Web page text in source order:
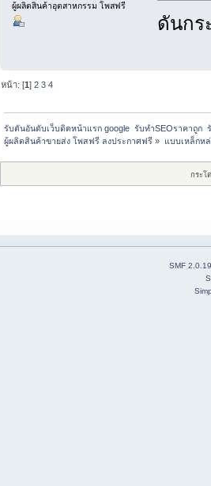
ผู้ผลิตสินค้าอุตสาหกรรม โพสฟรี
ดันก
หน้า: [1]2 3 4
รับดันอันดับเว็บติดหน้าแรก google  รับทำSEOราคาถูก
ผู้ผลิตสินค้าขายส่ง โพสฟรี ลงประกาศฟรี » แบบเหล็กห
กระโ
SMF 2.0.19